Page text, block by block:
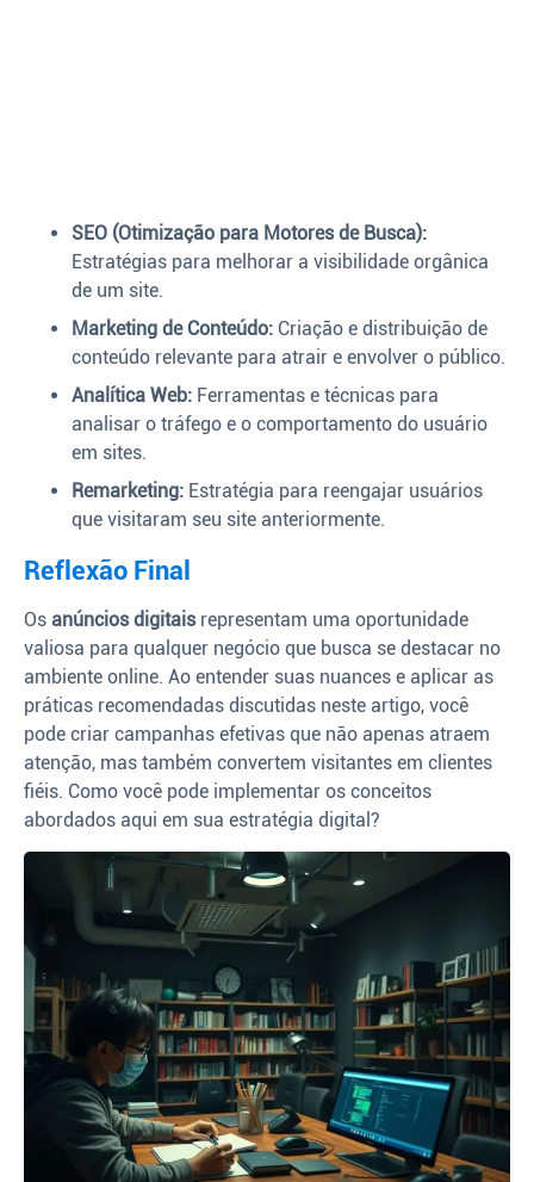
SEO (Otimização para Motores de Busca):
Estratégias para melhorar a visibilidade orgânica
de um site.
Marketing de Conteúdo: Criação e distribuição de
conteúdo relevante para atrair e envolver o público.
Analítica Web: Ferramentas e técnicas para
analisar o tráfego e o comportamento do usuário
em sites.
Remarketing: Estratégia para reengajar usuários
que visitaram seu site anteriormente.
Reflexão Final
Os anúncios digitaisrepresentam uma oportunidade
valiosa para qualquer negócio que busca se destacar no
ambiente online. Ao entender suas nuances e aplicar as
práticas recomendadas discutidas neste artigo, você
pode criar campanhas efetivas que não apenas atraem
atenção, mas também convertem visitantes em clientes
fiéis. Como você pode implementar os conceitos
abordados aqui em sua estratégia digital?